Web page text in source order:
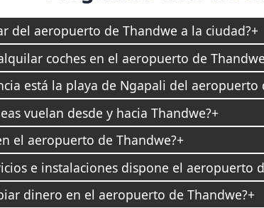
del aeropuerto de Thandwe a la ciudad?
coches en el aeropuerto de
está la playa de Ngapali del aeropuerto
vuelan desde y hacia Thandwe?
el aeropuerto de Thandwe?
e instalaciones dispone el aeropuerto
dinero en el aeropuerto de Thandwe?